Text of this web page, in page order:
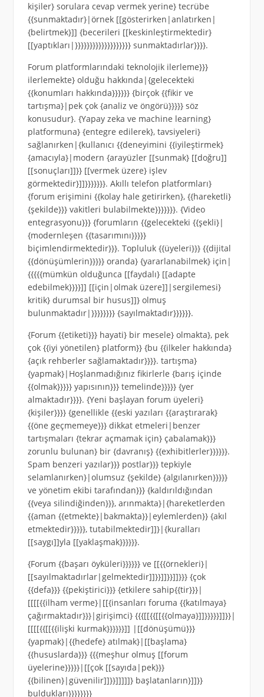
kişiler} sorulara cevap vermek yerine} tecrübe
{{sunmaktadır}|örnek [[gösterirken|anlatırken|
{belirtmek}]] {becerileri [[keskinleştirmektedir}
[[yaptıkları|}}}}}}}}}}}}}}}}}}} sunmaktadırlar}}}}.
Forum platformlarındaki teknolojik ilerleme}}}
ilerlemekte} olduğu hakkında|{gelecekteki
{{konumları hakkında}}}}}} {birçok {{fikir ve
tartışma}|pek çok {analiz ve öngörü}}}}} söz
konusudur}. {Yapay zeka ve machine learning}
platformuna} {entegre edilerek}, tavsiyeleri}
sağlanırken|{kullanıcı {{deneyimini {{iyileştirmek}
{amacıyla}|modern {arayüzler [[sunmak} [[doğru]]
[[sonuçları]]}} [[vermek üzere} işlev
görmektedir}]]}}}}}}}. Akıllı telefon platformları}
{forum erişimini {{kolay hale getirirken}, {{hareketli}
{şekilde}}} vakitleri bulabilmekte}}}}}}}. {Video
entegrasyonu}}} {forumların {{gelecekteki {{şekli}|
{modernleşen {{tasarımını}}}}}
biçimlendirmektedir}}}. Topluluk {{üyeleri}}} {{dijital
{{dönüşümlerin}}}}} oranda} {yararlanabilmek} için|
{{{{{mümkün olduğunca [[faydalı} [[adapte
edebilmek}}}}]] [[için|olmak üzere]]|sergilemesi}
kritik} durumsal bir husus]]} olmuş
bulunmaktadır|}}}}}}}} {sayılmaktadır}}}}}}.
{Forum {{etiketi}}} hayati} bir mesele} olmakta}, pek
çok {{iyi yönetilen} platform}} {bu {{ilkeler hakkında}
{açık rehberler sağlamaktadır}}}}. tartışma}
{yapmak}|Hoşlanmadığınız fikirlerle {barış içinde
{{olmak}}}}} yapısının}}} temelinde}}}}} {yer
almaktadır}}}}. {Yeni başlayan forum üyeleri}
{kişiler}}}} {genellikle {{eski yazıları {{araştırarak}
{{öne geçmemeye}}} dikkat etmeleri|benzer
tartışmaları {tekrar açmamak için} çabalamak}}}
zorunlu bulunan} bir {davranış} {{exhibitlerler}}}}}}.
Spam benzeri yazılar}}} postlar}}} tepkiyle
selamlanırken}|olumsuz {şekilde} {algılanırken}}}}}
ve yönetim ekibi tarafından}}} {kaldırıldığından
{{veya silindiğinden}}}, arınmakta}|{hareketlerden
{{aman {{etmekte}|bakmakta}}|eylemlerden}} {akıl
etmektedir}}}}}, tutabilmektedir]]}|{kuralları
[[saygı]]yla [[yaklaşmak}}}}}}.
{Forum {{başarı öyküleri}}}}}} ve [[{{örnekleri}|
[[sayılmaktadırlar|gelmektedir]]}}]]}}]]}}} {çok
{{defa}}} {{pekiştirici}}} {etkilere sahip{{tir}}}|
[[[[{{ilham verme}|[[{insanları foruma {{katılmaya}
çağırmaktadır}}}|girişimci} {{{[[{{[[{{olmaya}]]}}}}}]]}}|
[[[[{{[[{{ilişki kurmak}}}}}}]] |[[dönüşümü}}}
{yapmak}|{{hedefe} atılmak}|[[başlama}
{{hususlarda}}} {{{meşhur olmuş [[forum
üyelerine}}}}}|[[çok [[sayıda|pek}}}
{{bilinen}|güvenilir]]}}]]]]]} başlatanların}]]}}
buldukları}}}}}}}}